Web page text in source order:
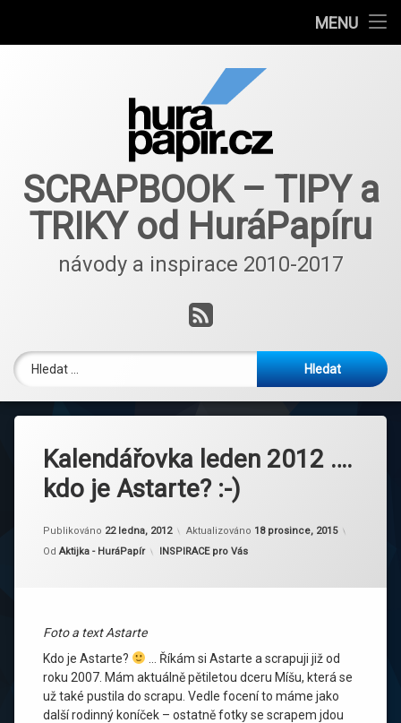
MENU
Nové nápady a inspirace ScrapBlog od 2018
SCRAPBOOK – TIPY a
TRIKY od HuráPapíru
návody a inspirace 2010-2017
RSS
Vyhledávání
Kalendářovka leden 2012 ….
kdo je Astarte? :-)
Publikováno 22 ledna, 2012 Aktualizováno 18 prosince, 2015
Od Aktijka - HuráPapír Kategorie:
INSPIRACE pro Vás
Foto a text Astarte
Kdo je Astarte?
… Říkám si Astarte a scrapuji již od
roku 2007. Mám aktuálně pětiletou dceru Míšu, která se
už také pustila do scrapu. Vedle focení to máme jako
další rodinný koníček – ostatně fotky se scrapem jdou